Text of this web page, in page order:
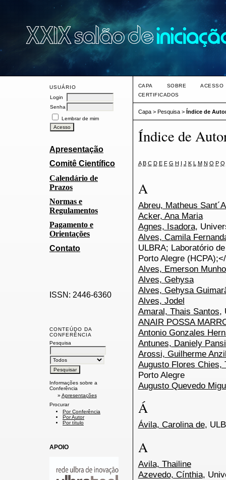
USUÁRIO
Login
Senha
Lembrar de mim
Apresentação
Comitê Científico
Calendário de
Prazos
Normas e
Regulamentos
Pagamento e
Orientações
Contato
ISSN: 2446-6360
CONTEÚDO DA
CONFERÊNCIA
Pesquisa
Informações sobre a
Conferência
» Apresentações
Procurar
Por Conferência
Por Autor
Por título
APOIO
CAPA SOBRE
ACESSO
CERTIFICADOS
Capa> Pesquisa> Índice de
Índice de
A B C D E F G H I J K L M N O P Q
A
Abreu, Matheus
Acker, Ana Maria
Agnes, Isadora,
Alves, Camila
ULBRA; Laboratório
Porto Alegre
Alves, Emerson
Alves, Gehysa
Alves, Gehysa
Alves, Jodel
Amaral, Thais Santos,
ANAIR POSSA
Antonio Gonzales
Antunes, Daniely
Arossi, Guilherme
Augusto Flores Chies,
Porto Alegre
Augusto Quevedo
Á
Ávila, Carolina de,
A
Avila, Thailine
Azevedo, Cínthia,